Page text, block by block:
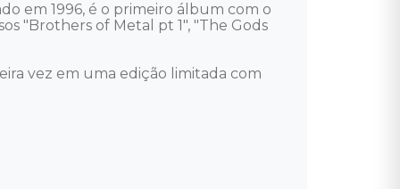
em 1996, é o primeiro álbum com o
"Brothers of Metal pt 1", "The Gods
vez em uma edição limitada com